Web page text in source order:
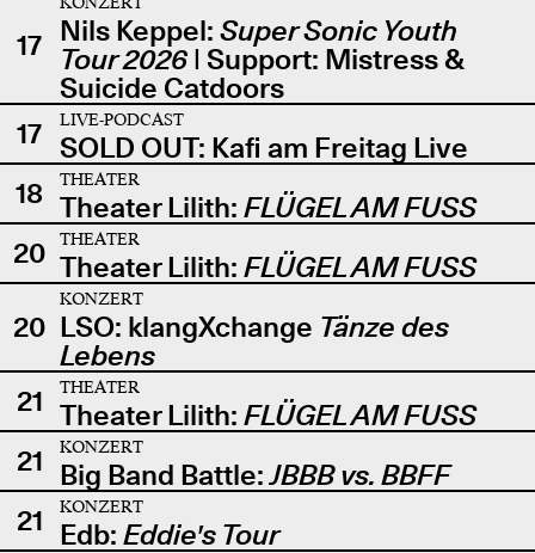
17 Nils Keppel: Super Sonic Youth
Tour 2026| Support: Mistress &
Suicide Catdoors
17
LIVE-PODCAST
SOLD OUT: Kafi am Freitag Live
18
THEATER
Theater Lilith: FLÜGEL AM FUSS
20
THEATER
Theater Lilith: FLÜGEL AM FUSS
20
KONZERT
LSO: klangXchange Tänze des
Lebens
21
THEATER
Theater Lilith: FLÜGEL AM FUSS
21
KONZERT
Big Band Battle:JBBB vs. BBFF
21
KONZERT
Edb: Eddie's Tour